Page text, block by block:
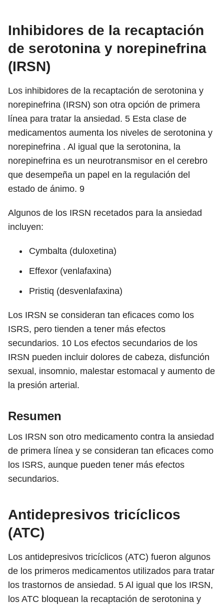
Inhibidores de la recaptación
de serotonina y norepinefrina
(IRSN)
Los inhibidores de la recaptación de serotonina y
norepinefrina (IRSN) son otra opción de primera
línea para tratar la ansiedad. 5 Esta clase de
medicamentos aumenta los niveles de serotonina y
norepinefrina . Al igual que la serotonina, la
norepinefrina es un neurotransmisor en el cerebro
que desempeña un papel en la regulación del
estado de ánimo. 9
Algunos de los IRSN recetados para la ansiedad
incluyen:
Cymbalta (duloxetina)
Effexor (venlafaxina)
Pristiq (desvenlafaxina)
Los IRSN se consideran tan eficaces como los
ISRS, pero tienden a tener más efectos
secundarios. 10 Los efectos secundarios de los
IRSN pueden incluir dolores de cabeza, disfunción
sexual, insomnio, malestar estomacal y aumento de
la presión arterial.
Resumen
Los IRSN son otro medicamento contra la ansiedad
de primera línea y se consideran tan eficaces como
los ISRS, aunque pueden tener más efectos
secundarios.
Antidepresivos tricíclicos
(ATC)
Los antidepresivos tricíclicos (ATC) fueron algunos
de los primeros medicamentos utilizados para tratar
los trastornos de ansiedad. 5 Al igual que los IRSN,
los ATC bloquean la recaptación de serotonina y